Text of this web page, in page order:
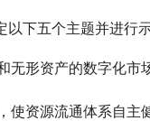
以下五个主题并进行示
无形资产的数字化市
使资源流通体系自主